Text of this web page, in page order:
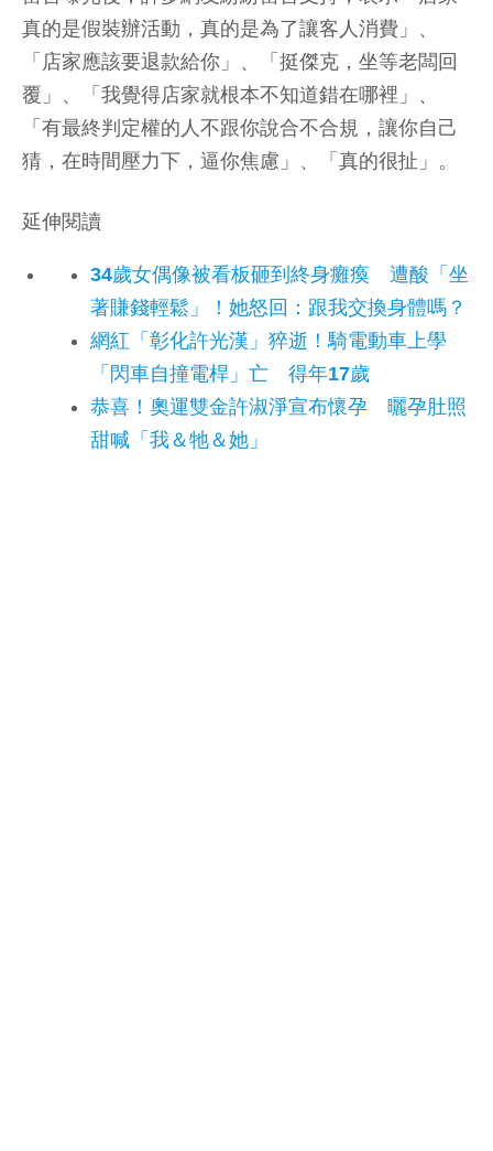
真的是假裝辦活動，真的是為了讓客人消費」、
「店家應該要退款給你」、「挺傑克，坐等老闆回
覆」、「我覺得店家就根本不知道錯在哪裡」、
「有最終判定權的人不跟你說合不合規，讓你自己
猜，在時間壓力下，逼你焦慮」、「真的很扯」。
延伸閱讀
34歲女偶像被看板砸到終身癱瘓 遭酸「坐
著賺錢輕鬆」！她怒回：跟我交換身體嗎？
網紅「彰化許光漢」猝逝！騎電動車上學
「閃車自撞電桿」亡 得年17歲
恭喜！奧運雙金許淑淨宣布懷孕 曬孕肚照
甜喊「我＆牠＆她」